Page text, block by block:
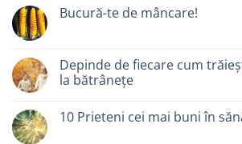
Bucură-te de mâncare!
Depinde de fiecare cum
la bătrânețe
10 Prieteni cei mai buni în